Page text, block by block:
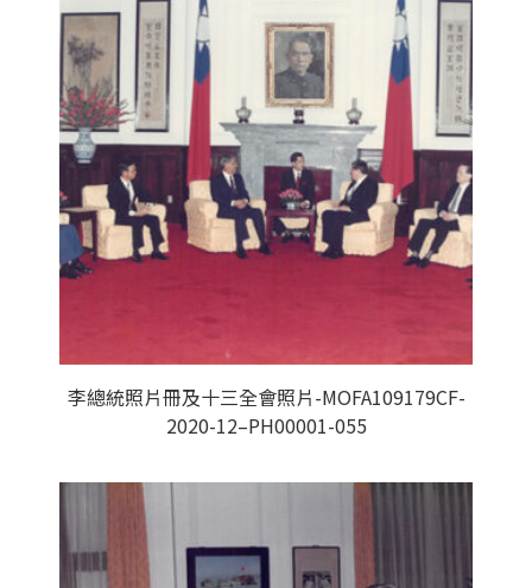
李總統照片冊及十三全會照片-MOFA109179CF-
2020-12–PH00001-055